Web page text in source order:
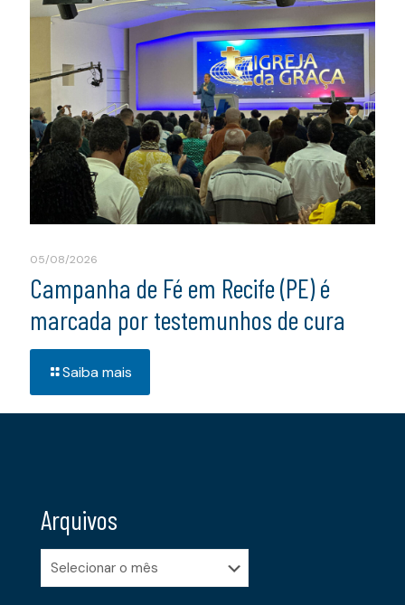
05/08/2026
Campanha de Fé em Recife (PE) é
marcada por testemunhos de cura
Saiba mais
Arquivos
Arquivos